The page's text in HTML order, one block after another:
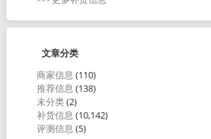
文章分类
商家信息 (110)
推荐信息 (138)
未分类(2)
补货信息 (10,142)
评测信息 (5)